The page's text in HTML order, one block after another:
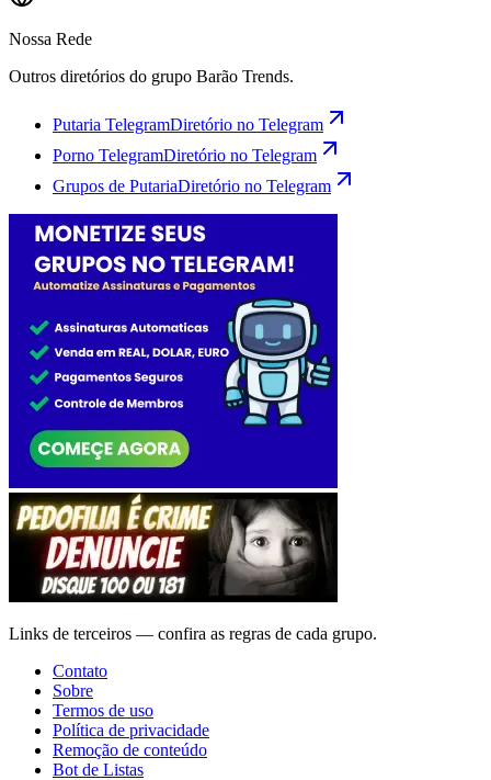
Nossa Rede
Outros diretórios do grupo Barão Trends.
Putaria TelegramDiretório no Telegram
Porno TelegramDiretório no Telegram
Grupos de PutariaDiretório no Telegram
Links de terceiros — confira as regras de cada grupo.
Contato
Sobre
Termos de uso
Política de privacidade
Remoção de conteúdo
Bot de Listas